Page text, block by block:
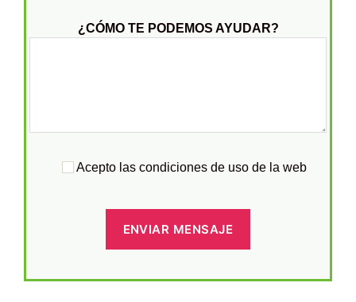
¿CÓMO TE PODEMOS AYUDAR?
Acepto las condiciones de uso de la web